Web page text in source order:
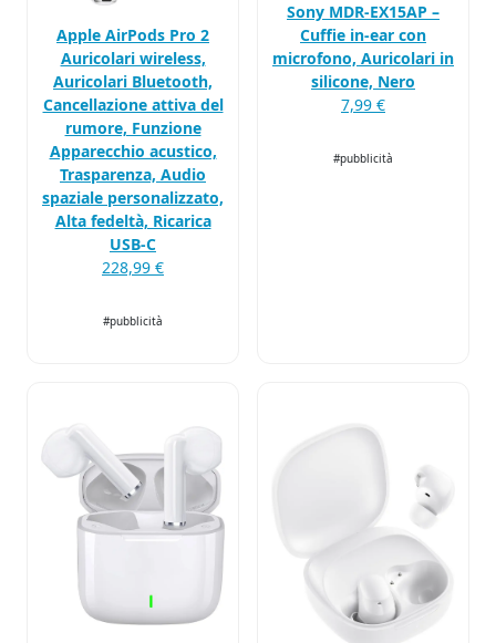
Apple AirPods Pro 2
Auricolari wireless,
Auricolari Bluetooth,
Cancellazione attiva del
rumore, Funzione
Apparecchio acustico,
Trasparenza, Audio
spaziale personalizzato,
Alta fedeltà, Ricarica
USB-C
228,99 €
#pubblicità
Sony MDR-EX15AP –
Cuffie in-ear con
microfono, Auricolari in
silicone, Nero
7,99 €
#pubblicità